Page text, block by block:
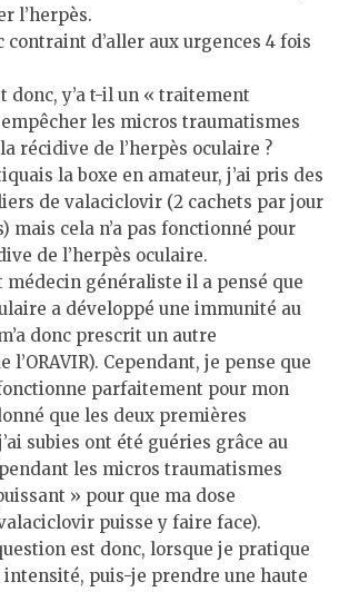
l’herpès.
contraint d’aller aux urgences 4 fois
donc, y’a t-il un « traitement
les micros traumatismes
récidive de l’herpès oculaire ?
la boxe en amateur, j’ai pris des
de valaciclovir (2 cachets par jour
mais cela n’a pas fonctionné pour
de l’herpès oculaire.
médecin généraliste il a pensé que
a développé une immunité au
donc prescrit un autre
l’ORAVIR). Cependant, je pense que
parfaitement pour mon
que les deux premières
subies ont été guéries grâce au
les micros traumatismes
» pour que ma dose
puisse y faire face).
est donc, lorsque je pratique
intensité, puis-je prendre une haute